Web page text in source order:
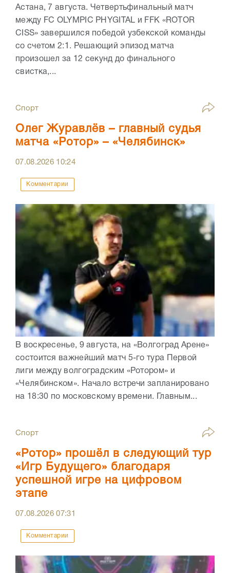
Астана, 7 августа. Четвертьфинальный матч
между FC OLYMPIC PHYGITAL и FFK «ROTOR
CISS» завершился победой узбекской команды
со счетом 2:1. Решающий эпизод матча
произошел за 12 секунд до финального
свистка,...
Спорт
Олег Журавлёв – главный судья
матча «Ротор» – «Челябинск»
07.08.2026 10:24
Комментарии
В воскресенье, 9 августа, на «Волгоград Арене»
состоится важнейший матч 5-го тура Первой
лиги между волгоградским «Ротором» и
«Челябинском». Начало встречи запланировано
на 18:30 по московскому времени. Главным...
Спорт
«Ротор» прошёл в следующий тур
«Игр Будущего» благодаря
успешной игре на цифровом
этапе
07.08.202607:31
Комментарии